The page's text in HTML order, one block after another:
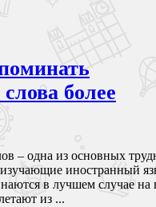
более
– одна из основных
иностранный
в лучшем случае на
из ...